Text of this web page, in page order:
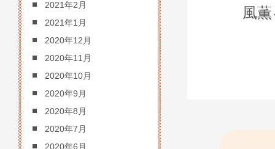
風
2021年2月
2021年1月
2020年12月
2020年11月
2020年10月
2020年9月
2020年8月
2020年7月
2020年6月